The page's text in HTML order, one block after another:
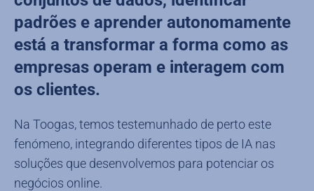
padrões e aprender autonomamente
está a transformar a forma como as
empresas operam e interagem com
os clientes.
Na Toogas, temos testemunhado de perto este
fenómeno, integrando diferentes tipos de IA nas
soluções que desenvolvemos para potenciar os
negócios online.